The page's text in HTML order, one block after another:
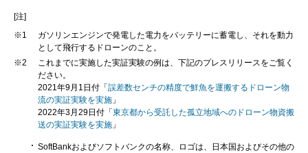
[注]
※1
ガソリンエンジンで発電した電力をバッテリーに蓄電し、それを動力
として飛行するドローンのこと。
※2
これまでに実施した実証実験の例は、下記のプレスリリースをご覧く
ださい。
2021年9月1日付「 誤差数センチの精度で鮮魚を運搬するドローン物
流の実証実験を実施 」
2022年3月29日付「 東京都から受託した孤立地域へのドローン物資搬
送の実証実験を実施 」
SoftBankおよびソフトバンクの名称、ロゴは、日本国およびその他の